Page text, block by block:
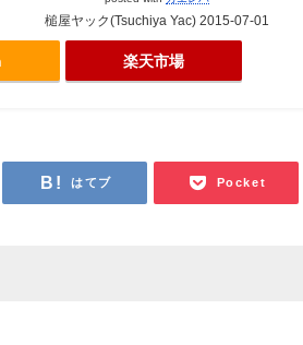
槌屋ヤック(Tsuchiya Yac) 2015-07-01
楽天市場
はてブ Pocket